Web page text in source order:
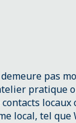
pas
pratique
local, tel